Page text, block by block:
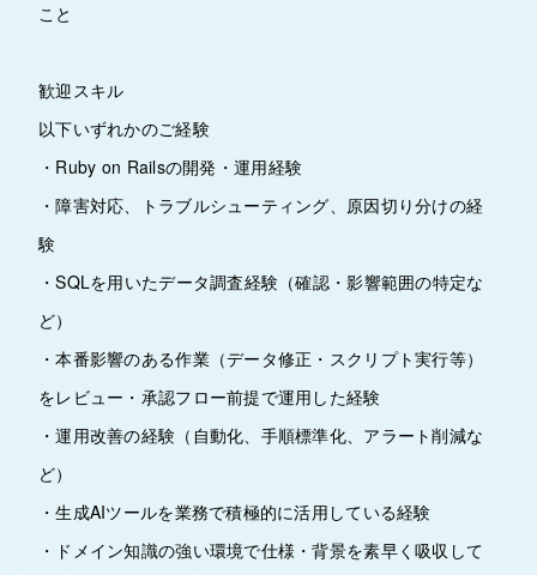
こと
歓迎スキル
以下いずれかのご経験
・Ruby on Railsの開発・運用経験
・障害対応、トラブルシューティング、原因切り分けの経
験
・SQLを用いたデータ調査経験（確認・影響範囲の特定な
ど）
・本番影響のある作業（データ修正・スクリプト実行等）
をレビュー・承認フロー前提で運用した経験
・運用改善の経験（自動化、手順標準化、アラート削減な
ど）
・生成AIツールを業務で積極的に活用している経験
・ドメイン知識の強い環境で仕様・背景を素早く吸収して